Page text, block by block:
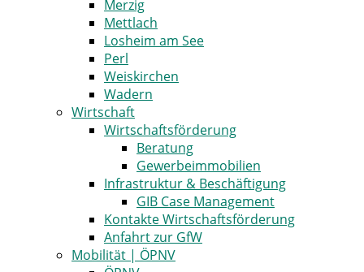
Merzig
Mettlach
Losheim am See
Perl
Weiskirchen
Wadern
Wirtschaft
Wirtschaftsförderung
Beratung
Gewerbeimmobilien
Infrastruktur & Beschäftigung
GIB Case Management
Kontakte Wirtschaftsförderung
Anfahrt zur GfW
Mobilität | ÖPNV